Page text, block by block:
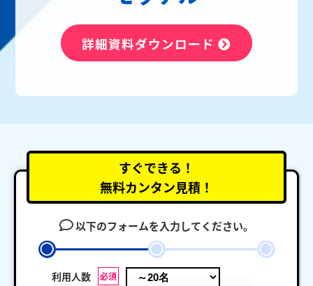
詳細資料ダウンロード
すぐできる！
無料カンタン見積！
以下のフォームを入力してください。
利用人数 必須